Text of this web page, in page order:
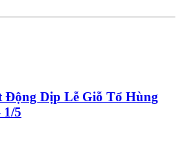
Động Dịp Lễ Giỗ Tổ Hùng
5